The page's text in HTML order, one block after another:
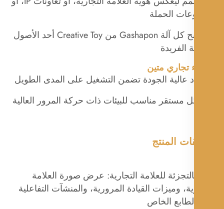
الحملة
● تصبح كل آلة Gashapon من Creative Toy أحد الأصول
الفريدة
عالية الجودة تضمن التشغيل على المدى الطويل
مستقر مناسب للبيئات ذات حركة المرور العالية
المنتج
للعلامة التجارية: عرض صورة العلامة
وميزات القيادة المرورية، والمنشآت التفاعلية
الخاص